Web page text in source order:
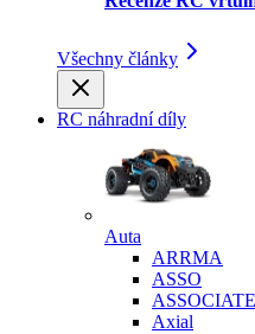
Všechny články
RC náhradní díly
Auta
ARRMA
ASSO
Axial